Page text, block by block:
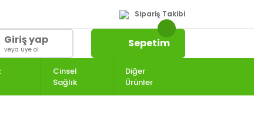
Sipariş Takibi
Giriş yap
veya üye ol Sepetim
Cinsel
Sağlık
Diğer
Ürünler